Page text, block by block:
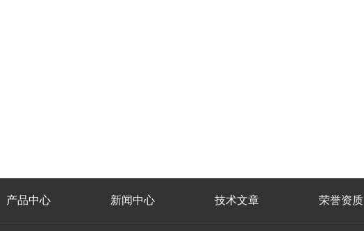
产品中心 新闻中心 技术文章 荣誉资质